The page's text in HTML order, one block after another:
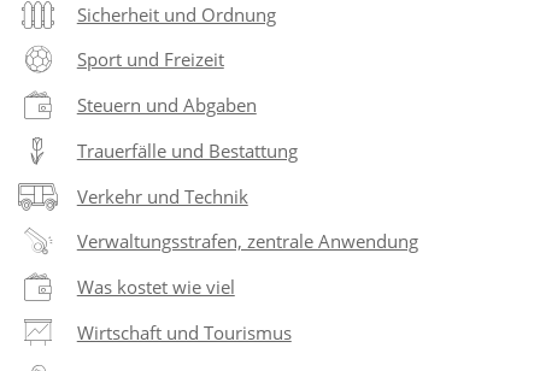
Sicherheit und Ordnung
Sport und Freizeit
Steuern und Abgaben
Trauerfälle und Bestattung
Verkehr und Technik
Verwaltungsstrafen, zentrale Anwendung
Was kostet wie viel
Wirtschaft und Tourismus